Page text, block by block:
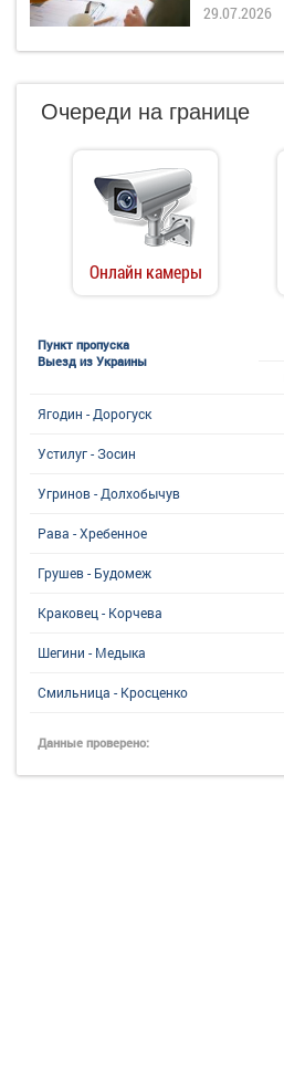
29.07.2026
Очереди на границе
Онлайн камеры
Пункт пропуска
Выезд из Украины
Ягодин - Дорогуск
Устилуг - Зосин
Угринов - Долхобычув
Рава - Хребенное
Грушев - Будомеж
Краковец - Корчева
Шегини - Медыка
Смильница - Кросценко
Данные проверено: